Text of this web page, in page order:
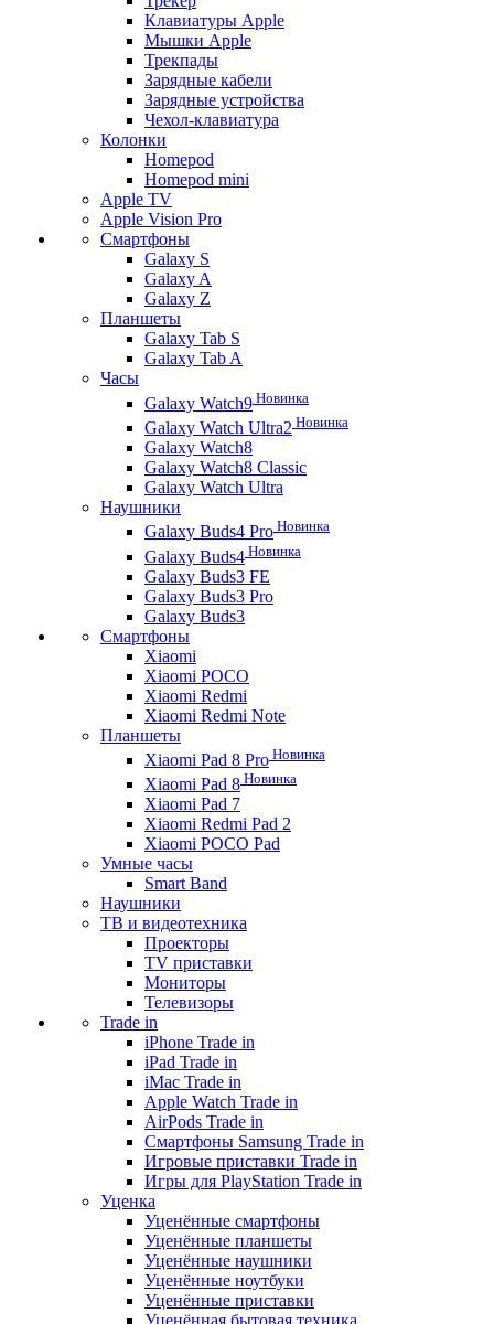
Клавиатуры Apple
Мышки Apple
Трекпады
Зарядные кабели
Зарядные устройства
Чехол-клавиатура
Колонки
Homepod
Homepod mini
Apple TV
Apple Vision Pro
Смартфоны
Galaxy S
Galaxy A
Galaxy Z
Планшеты
Galaxy Tab S
Galaxy Tab A
Часы
Galaxy Watch9 Новинка
Galaxy Watch Ultra2 Новинка
Galaxy Watch8
Galaxy Watch8 Classic
Galaxy Watch Ultra
Наушники
Galaxy Buds4 Pro Новинка
Galaxy Buds4 Новинка
Galaxy Buds3 FE
Galaxy Buds3 Pro
Galaxy Buds3
Смартфоны
Xiaomi
Xiaomi POCO
Xiaomi Redmi
Xiaomi Redmi Note
Планшеты
Xiaomi Pad 8 Pro Новинка
Xiaomi Pad 8 Новинка
Xiaomi Pad 7
Xiaomi Redmi Pad 2
Xiaomi POCO Pad
Умные часы
Smart Band
Наушники
ТВ и видеотехника
Проекторы
TV приставки
Мониторы
Телевизоры
Trade in
iPhone Trade in
iPad Trade in
iMac Trade in
Apple Watch Trade in
AirPods Trade in
Смартфоны Samsung Trade in
Игровые приставки Trade in
Игры для PlayStation Trade in
Уценка
Уценённые смартфоны
Уценённые планшеты
Уценённые наушники
Уценённые ноутбуки
Уценённые приставки